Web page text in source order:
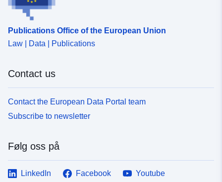
Publications Office of the European Union
Law | Data | Publications
Contact us
Contact the European Data Portal team
Subscribe to newsletter
Følg oss på
LinkedIn Facebook
Youtube